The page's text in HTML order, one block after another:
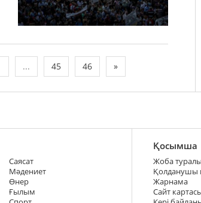
... 45 46 »
Саясат
Мәдениет
Өнер
Ғылым
Қосымша
Жоба туралы
Қолданушы
Жарнама
Сайт